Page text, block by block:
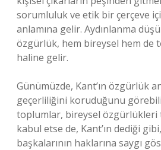
sorumluluk ve etik bir çerçeve
anlamına gelir. Aydınlanma
özgürlük, hem bireysel hem de
haline gelir.
Günümüzde, Kant’ın özgürlük
geçerliliğini koruduğunu
toplumlar, bireysel özgürlükleri
kabul etse de, Kant’ın dediği
başkalarının haklarına saygı